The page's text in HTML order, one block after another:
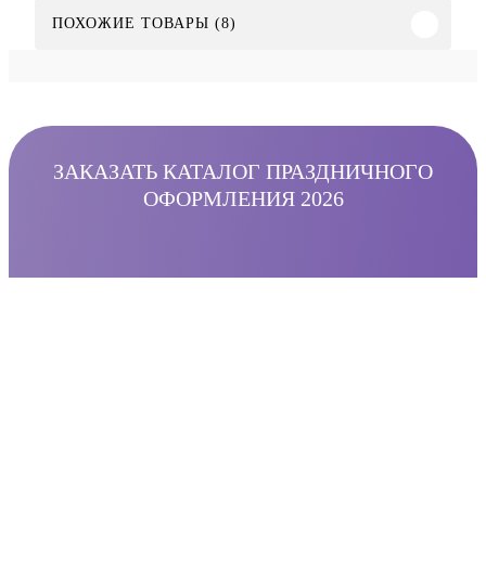
ПОХОЖИЕ ТОВАРЫ (8)
ЗАКАЗАТЬ КАТАЛОГ ПРАЗДНИЧНОГО
ОФОРМЛЕНИЯ 2026